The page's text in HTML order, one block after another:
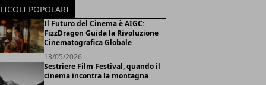
POPOLARI
Il Futuro del Cinema è AIGC:
FizzDragon Guida la Rivoluzione
Cinematografica Globale
13/05/2026
Sestriere Film Festival, quando il
cinema incontra la montagna